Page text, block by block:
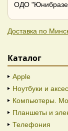
ОДО
Доставка по
Каталог
Apple
Ноутбуки и
Компьютеры.
Планшеты и
Телефония